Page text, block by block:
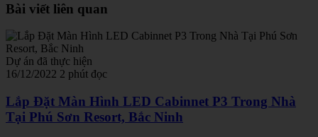
Bài viết liên quan
Dự án đã thực hiện
16/12/2022 2 phút đọc
Lắp Đặt Màn Hình LED Cabinnet P3 Trong Nhà
Tại Phú Sơn Resort, Bắc Ninh